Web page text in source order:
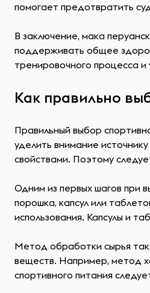
помогает предотвратить
В заключение, мака
поддерживать общее
тренировочного процесса и
Как правильно
Правильный выбор
уделить внимание
свойствами. Поэтому
Одним из первых шагов при
порошка, капсул или
использования. Капсулы и
Метод обработки сырья
веществ. Например, метод
спортивного питания